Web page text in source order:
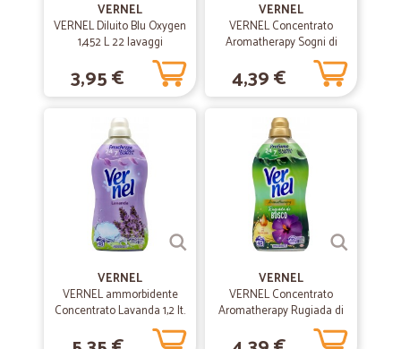
Puntualità, confezione ben fatta, prodotti secondo descrizione.
Pienamente soddisfatta. Grazie
15/10/2019
Gerolamo F.
Solleciti anche nella comunicazione
Solleciti anche nella comunicazione
— Luca D.
Prodotti ottimi
Prodotti ottimi, spedizioniere molto gentile. Nelle risposte via mail "
modo più' gentile.
05/06/2019
Mauro A.
VERNEL
VERNEL Diluito Blu Oxygen
1,452 L 22 lavaggi
3,95 €
VERNEL
VERNEL Concentrato
Aromatherapy Sogni di
Loto 1,15L 46 lavaggi
4,39 €
VERNEL
VERNEL ammorbidente
Concentrato Lavanda 1,2 lt.
VERNEL
VERNEL Concentrato
Aromatherapy Rugiada di
Bosco 1,15L 46 lavaggi